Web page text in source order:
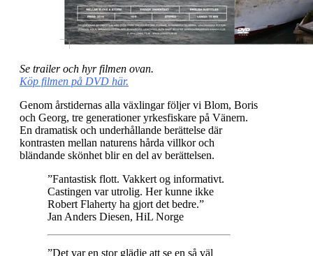
Se trailer och hyr filmen ovan.
Köp filmen på DVD här.
Genom årstidernas alla växlingar följer vi Blom, Boris
och Georg, tre generationer yrkesfiskare på Vänern.
En dramatisk och underhållande berättelse där
kontrasten mellan naturens hårda villkor och
bländande skönhet blir en del av berättelsen.
”Fantastisk flott. Vakkert og informativt.
Castingen var utrolig. Her kunne ikke
Robert Flaherty ha gjort det bedre.”
Jan Anders Diesen, HiL Norge
”Det var en stor glädje att se en så väl